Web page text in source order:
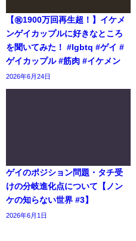
【㊗️1900万回再生超！】イケメ
ンゲイカップルに好きなところ
を聞いてみた！ #lgbtq #ゲイ #
ゲイカップル #筋肉 #イケメン
2026年6月24日
ゲイのポジション問題・タチ受
けの分岐進化点について【ノン
ケの知らない世界 #3】
2026年6月1日